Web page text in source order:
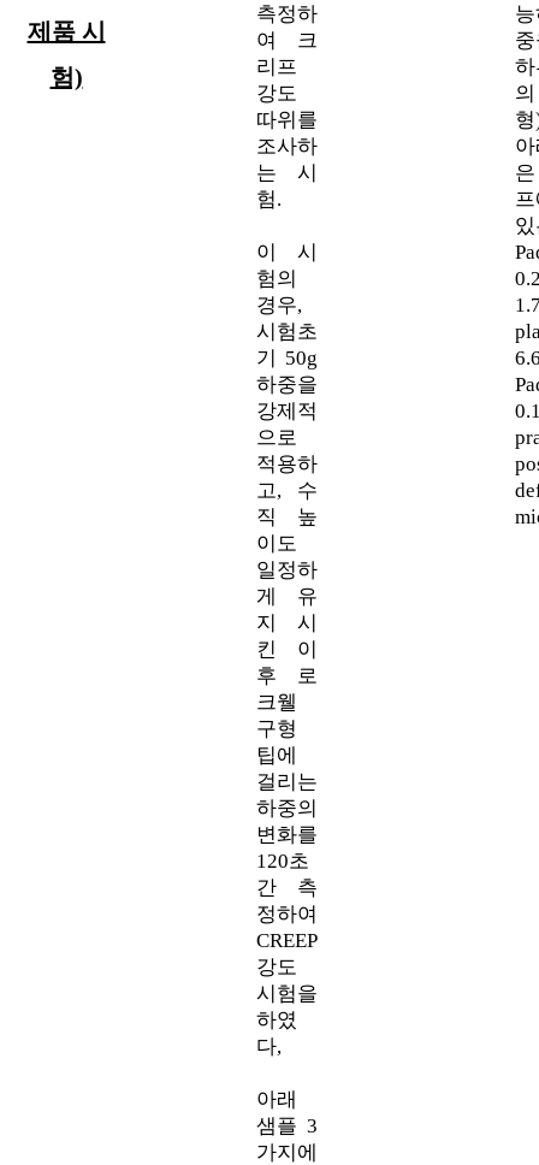
제품 시
험)
측정하
여 크
리프
강도
따위를
조사하
는 시
험.
이 시
험의
경우,
시험초
기 50g
하중을
강제적
으로
적용하
고, 수
직 높
이도
일정하
게 유
지 시
킨 이
후 로
크웰
구형
팁에
걸리는
하중의
변화를
120초
간 측
정하여
CREEP
강도
시험을
하였
다,
아래
샘플 3
가지에